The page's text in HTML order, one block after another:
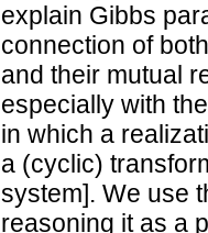
explain Gibbs
connection of
and their mutual
especially with
in which a
a (cyclic)
system]. We use
reasoning it as a